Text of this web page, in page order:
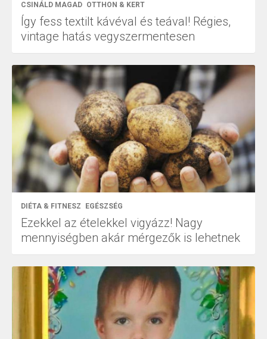
CSINÁLD MAGAD OTTHON & KERT
Így fess textilt kávéval és teával! Régies,
vintage hatás vegyszermentesen
DIÉTA & FITNESZ EGÉSZSÉG
Ezekkel az ételekkel vigyázz! Nagy
mennyiségben akár mérgezők is lehetnek